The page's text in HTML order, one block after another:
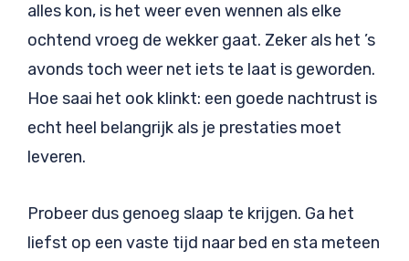
alles kon, is het weer even wennen als elke
ochtend vroeg de wekker gaat. Zeker als het ’s
avonds toch weer net iets te laat is geworden.
Hoe saai het ook klinkt: een goede nachtrust is
echt heel belangrijk als je prestaties moet
leveren.
Probeer dus genoeg slaap te krijgen. Ga het
liefst op een vaste tijd naar bed en sta meteen